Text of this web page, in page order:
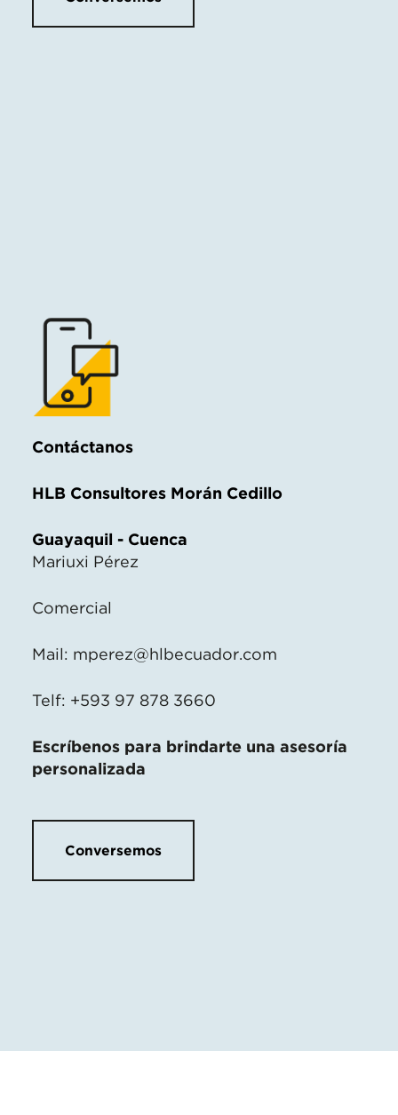
Contáctanos
HLB Consultores Morán Cedillo
Guayaquil - Cuenca
Mariuxi Pérez
Comercial
Mail: mperez@hlbecuador.com
Telf: +593 97 878 3660
Escríbenos para brindarte una asesoría
personalizada
Conversemos